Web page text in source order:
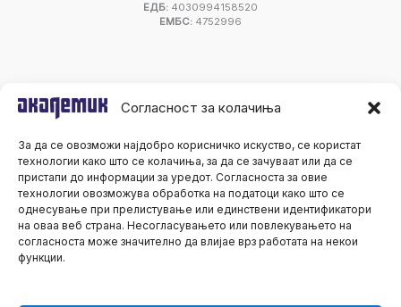
Согласност за колачиња
За да се овозможи најдобро корисничко искуство, се користат
технологии како што се колачиња, за да се зачуваат или да се
пристапи до информации за уредот. Согласноста за овие
технологии овозможува обработка на податоци како што се
однесување при прелистување или единствени идентификатори
на оваа веб страна. Несогласувањето или повлекувањето на
согласноста може значително да влијае врз работата на некои
функции.
ЕДБ: 4030994158520
ЕМБС: 4752996